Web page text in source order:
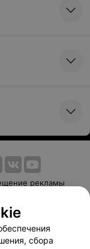
рекламы
оплаты
сбора